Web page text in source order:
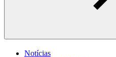
Notícias